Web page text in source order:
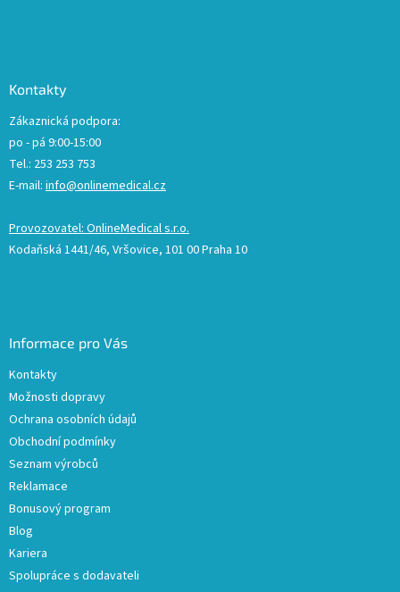
Kontakty
Zákaznická podpora:
po - pá 9:00-15:00
Tel.: 253 253 753
E-mail: info@onlinemedical.cz
Provozovatel: OnlineMedical s.r.o.
Kodaňská 1441/46, Vršovice, 101 00 Praha 10
Informace pro Vás
Kontakty
Možnosti dopravy
Ochrana osobních údajů
Obchodní podmínky
Seznam výrobců
Reklamace
Bonusový program
Blog
Kariera
Spolupráce s dodavateli